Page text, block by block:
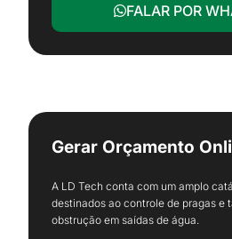
FALAR POR
Gerar Orçamento
A LD Tech conta com um amplo
destinados ao controle de pragas e
obstrução em saídas de água.